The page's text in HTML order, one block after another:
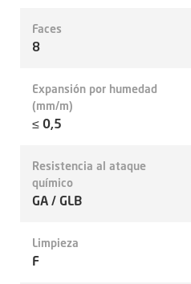
Faces
8
Expansión por humedad
(mm/m)
≤ 0,5
Resistencia al ataque
químico
GA / GLB
Limpieza
F